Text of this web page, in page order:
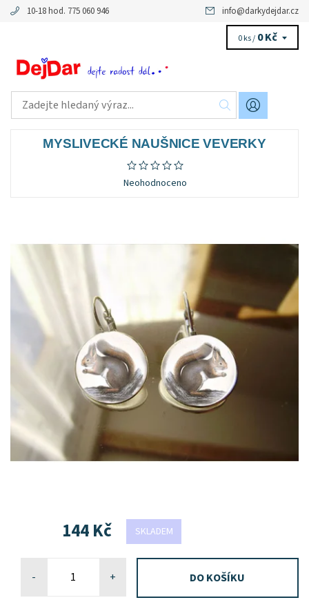
10-18 hod. 775 060 946 info@darkydejdar.cz
0 ks / 0 Kč
MYSLIVECKÉ NAUŠNICE VEVERKY
Neohodnoceno
SKLADEM
144 Kč
- +